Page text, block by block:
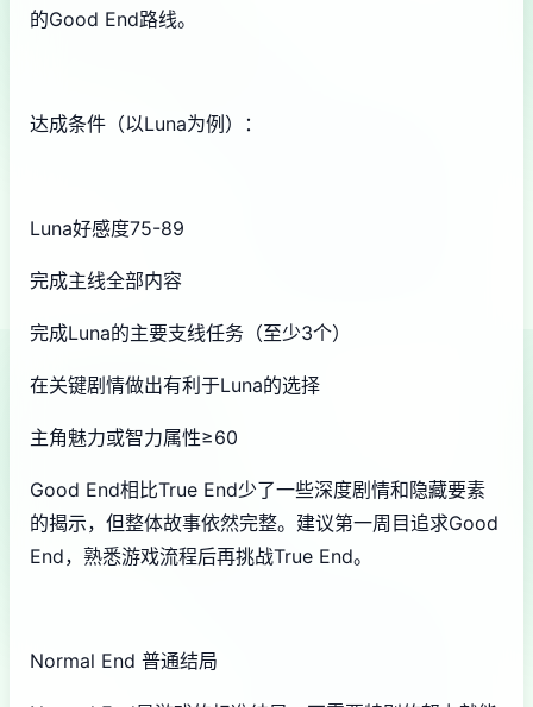
的Good End路线。
达成条件（以Luna为例）：
Luna好感度75-89
完成主线全部内容
完成Luna的主要支线任务（至少3个）
在关键剧情做出有利于Luna的选择
主角魅力或智力属性≥60
Good End相比True End少了一些深度剧情和隐藏要素
的揭示，但整体故事依然完整。建议第一周目追求Good
End，熟悉游戏流程后再挑战True End。
Normal End 普通结局